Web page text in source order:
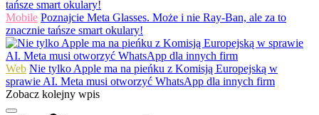
Mobile Poznajcie Meta Glasses. Może i nie Ray-Ban, ale za to
znacznie tańsze smart okulary!
Web Nie tylko Apple ma na pieńku z Komisją Europejską w
sprawie AI. Meta musi otworzyć WhatsApp dla innych firm
Zobacz kolejny wpis